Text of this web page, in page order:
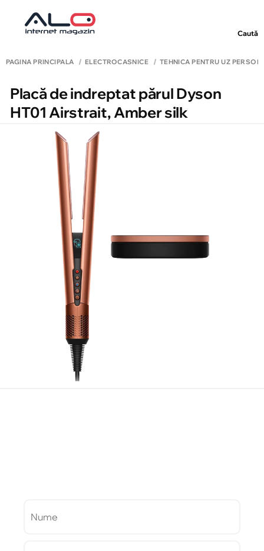
Caută
PAGINA PRINCIPALĂ ELECTROCASNICE TEHNICĂ PENTRU UZ
Placă de indreptat părul Dyson
HT01 Airstrait, Amber silk